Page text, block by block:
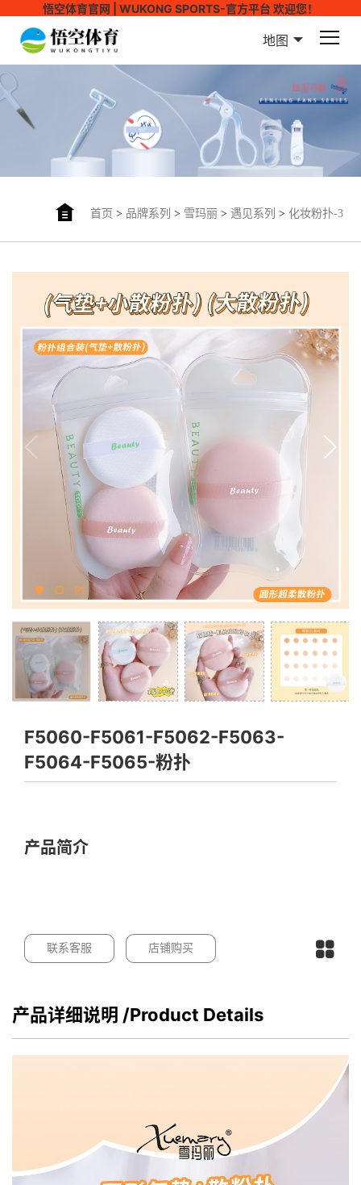
悟空体育官网 | WUKONG SPORTS-官方平台 欢迎您！
地图
首页 > 品牌系列 > 雪玛丽> 遇见系列 > 化妆粉扑-3
F5060-F5061-F5062-F5063-
F5064-F5065-粉扑
产品简介
联系客服 店铺购买
产品详细说明 /Product Details